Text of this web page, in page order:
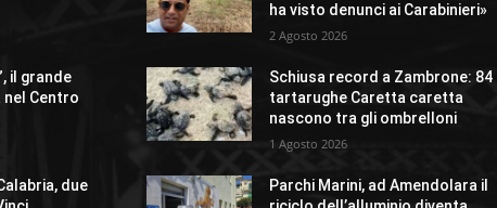
il grande
Centro
due
ha visto denunci ai Carabinieri»
2 Agosto 2026
Schiusa record a Zambrone: 84
tartarughe Caretta caretta
nascono tra gli ombrelloni
1 Agosto 2026
Parchi Marini, ad Amendolara il